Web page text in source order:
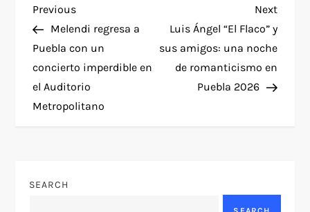
P
o
s
t
a
Previous
Post
Previous
Melendi regresa a
Puebla con un
concierto imperdible en
el Auditorio
Metropolitano
Next
Post
Next
Luis Ángel “El Flaco” y
sus amigos: una noche
de romanticismo en
Puebla 2026
SEARCH